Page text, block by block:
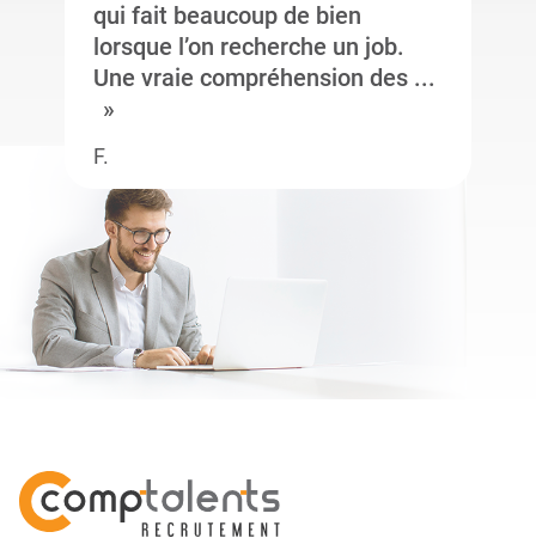
qui fait beaucoup de bien
lorsque l’on recherche un job.
Une vraie compréhension des ...
F.